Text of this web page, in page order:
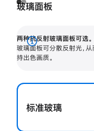
玻璃面板
两种抗反射玻璃面板可选。
玻璃面板可分散反射光，
持出色画质。
展
开
标准玻璃